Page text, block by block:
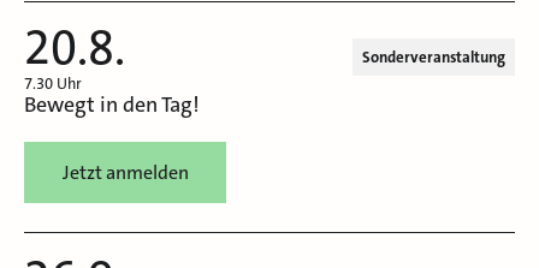
20.8.
7.30 Uhr
Sonderveranstaltung
Bewegt in den Tag!
Jetzt anmelden